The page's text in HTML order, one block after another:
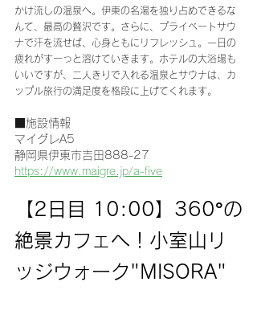
かけ流しの温泉へ。伊東の名湯を独り占めできるな
んて、最高の贅沢です。さらに、プライベートサウ
ナで汗を流せば、心身ともにリフレッシュ。一日の
疲れがすーっと溶けていきます。ホテルの大浴場も
いいですが、二人きりで入れる温泉とサウナは、カ
ップル旅行の満足度を格段に上げてくれます。
■施設情報
マイグレA5
静岡県伊東市吉田888-27
https://www.maigre.jp/a-five
【2日目 10:00】360°の
絶景カフェへ！小室山リ
ッジウォーク"MISORA"